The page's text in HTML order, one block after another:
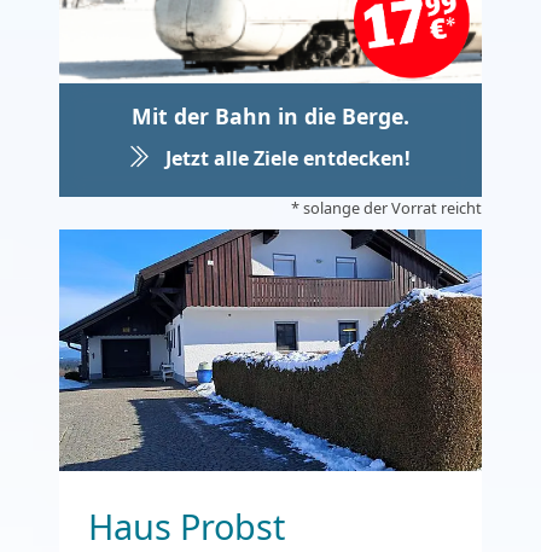
Mit der Bahn in die Berge.
Jetzt alle Ziele entdecken!
* solange der Vorrat reicht
Haus Probst